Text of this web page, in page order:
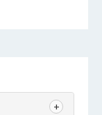
+